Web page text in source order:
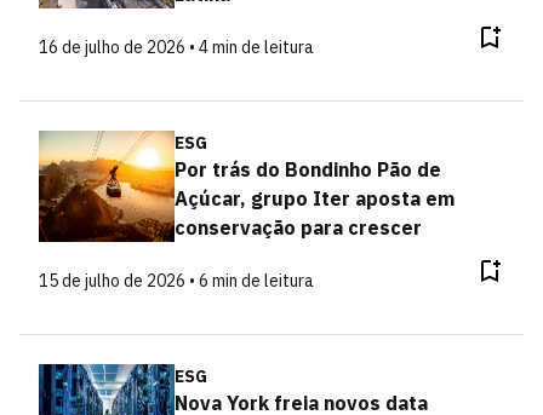
16 de julho de 2026 • 4 min de leitura
ESG
Por trás do Bondinho Pão de
Açúcar, grupo Iter aposta em
conservação para crescer
15 de julho de 2026 • 6 min de leitura
ESG
Nova York freia novos data